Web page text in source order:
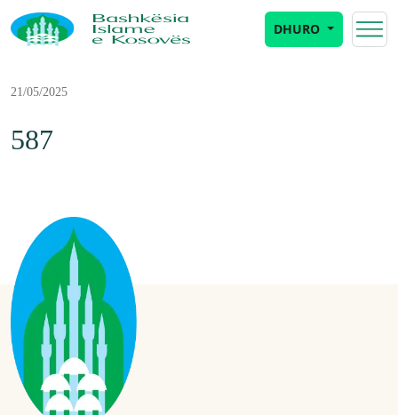
DHURO
21/05/2025
587